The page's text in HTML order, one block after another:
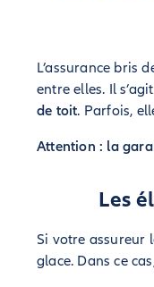
L’assurance bris
entre elles. Il
de toit. Parfois,
Attention : la
Les
Si votre assureur
glace. Dans ce